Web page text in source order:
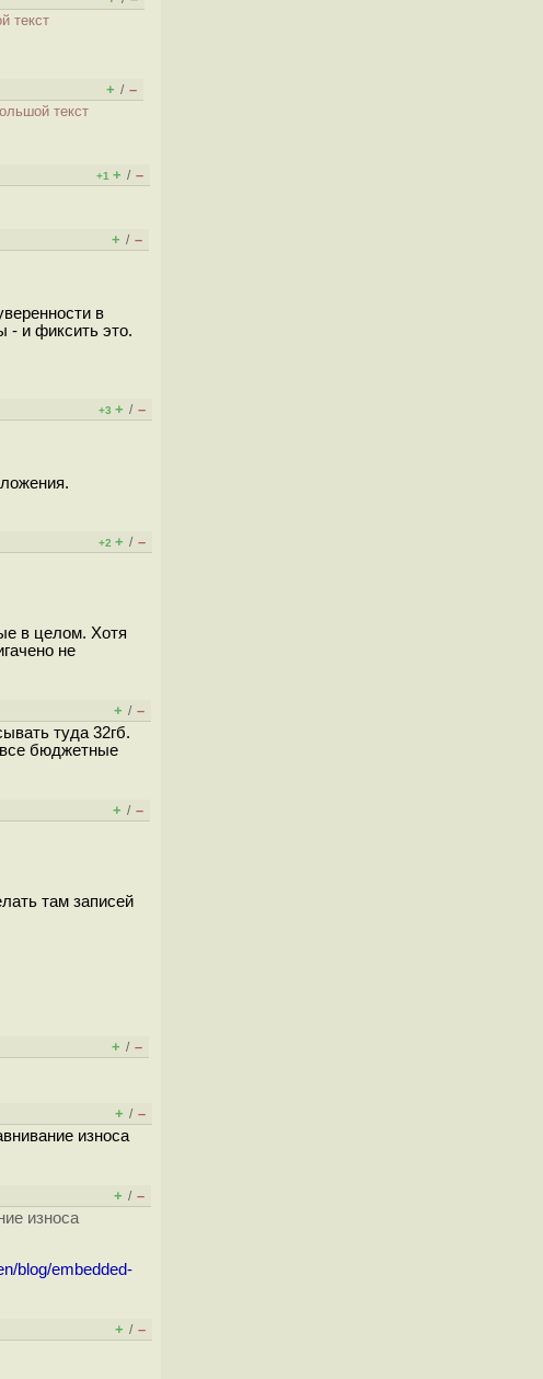
текст
+ / –
текст
+1 + / –
+ / –
в
- и фиксить это.
+3 + / –
+2 + / –
в целом. Хотя
не
+ / –
туда 32гб.
все бюджетные
+ / –
там записей
+ / –
+ / –
износа
+ / –
износа
blog/embedded-
+ / –